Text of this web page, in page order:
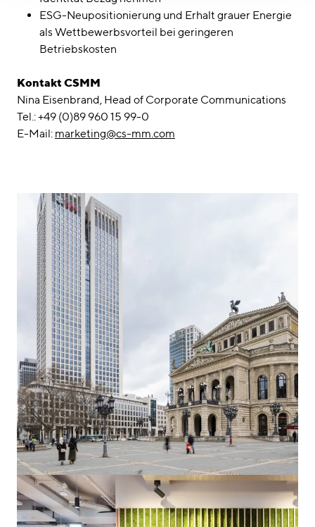
ESG-Neupositionierung und Erhalt grauer Energie
als Wettbewerbsvorteil bei geringeren
Betriebskosten
Kontakt CSMM
Nina Eisenbrand, Head of Corporate Communications
Tel.: +49 (0)89 960 15 99-0
E-Mail: marketing@cs-mm.com